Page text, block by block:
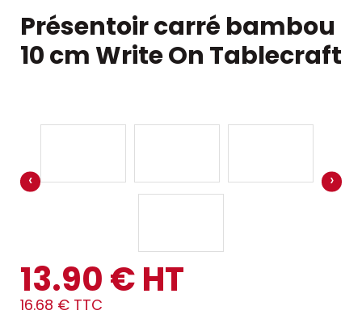
Présentoir carré bambou
10 cm Write On Tablecraft
‹ ›
13.90 € HT
16.68 € TTC